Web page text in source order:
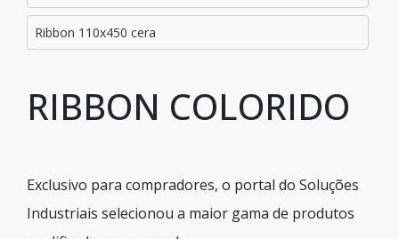
Ribbon 110x450 cera
RIBBON COLORIDO
Exclusivo para compradores, o portal do Soluções
Industriais selecionou a maior gama de produtos